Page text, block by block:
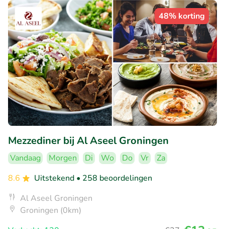
48% korting
Mezzediner bij Al Aseel Groningen
Vandaag Morgen Di Wo Do Vr
Za
8.6
Uitstekend • 258 beoordelingen
Al Aseel Groningen
Groningen (0km)